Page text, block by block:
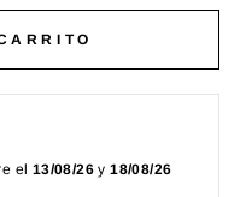
el 13/08/26y18/08/26